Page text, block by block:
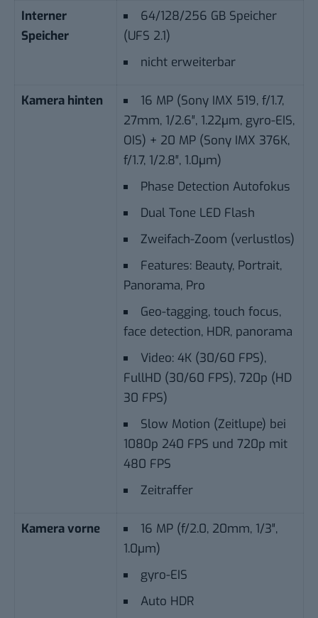
Interner
Speicher
64/128/256 GB Speicher
(UFS 2.1)
nichterweiterbar
Kamera hinten
16 MP (Sony IMX 519, f/1.7,
27mm, 1/2.6″, 1.22µm, gyro-EIS,
OIS) + 20 MP (Sony IMX 376K,
f/1.7, 1/2.8″, 1.0µm)
Phase Detection Autofokus
Dual Tone LED Flash
Zweifach-Zoom (verlustlos)
Features: Beauty, Portrait,
Panorama, Pro
Geo-tagging, touch focus,
face detection, HDR, panorama
Video: 4K (30/60 FPS),
FullHD (30/60 FPS), 720p (HD
30 FPS)
Slow Motion (Zeitlupe) bei
1080p 240 FPS und 720p mit
480 FPS
Zeitraffer
Kamera vorne
16 MP (f/2.0, 20mm, 1/3″,
1.0µm)
gyro-EIS
Auto HDR